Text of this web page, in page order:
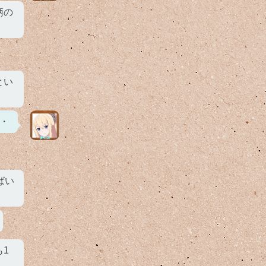
の
い
い
1